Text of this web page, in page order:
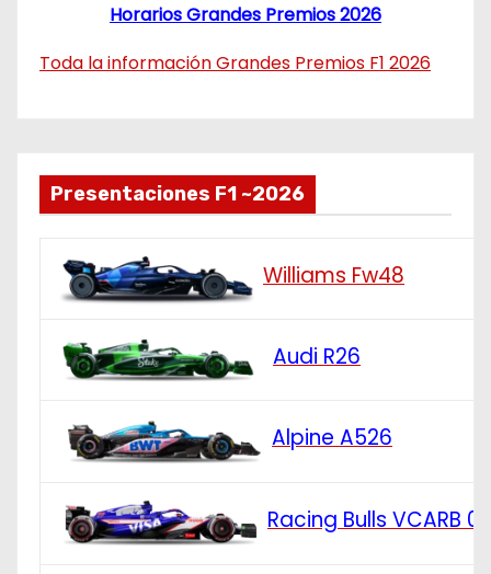
Horarios Grandes Premios 2026
Toda la información Grandes Premios F1 2026
Presentaciones F1 ~2026
Williams Fw48
Audi R26
Alpine A526
Racing Bulls VCARB 03